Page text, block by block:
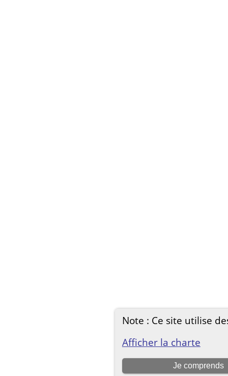
Note : Ce site utilise
Afficher la charte
Je comprends